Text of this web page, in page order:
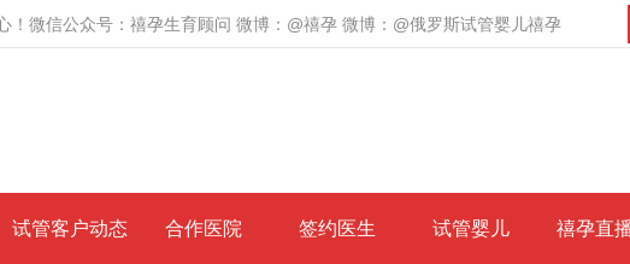
微信公众号：禧孕生育顾问 微博：@禧孕 微博：@俄罗斯试管婴儿禧孕
试管客户动态 合作医院 签约医生 试管婴儿 禧孕直